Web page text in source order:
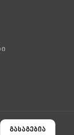
ვერსია
გასაგებია